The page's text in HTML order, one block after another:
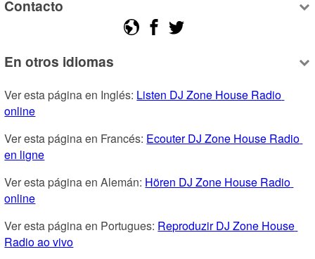
Contacto
En otros idiomas
Ver esta página en Inglés: Listen DJ Zone House Radio
online
Ver esta página en Francés: Ecouter DJ Zone House Radio
en ligne
Ver esta página en Alemán: Hören DJ Zone House Radio
online
Ver esta página en Portugues: Reproduzir DJ Zone House
Radio ao vivo